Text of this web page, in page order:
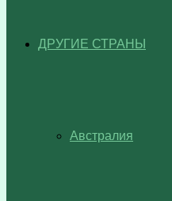
ДРУГИЕ СТРАНЫ
Австралия